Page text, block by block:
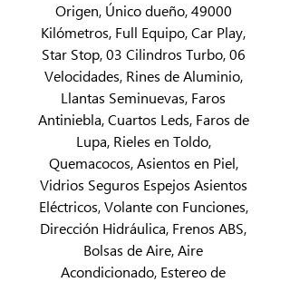
Origen, Único dueño, 49000
Kilómetros, Full Equipo, Car Play,
Star Stop, 03 Cilindros Turbo, 06
Velocidades, Rines de Aluminio,
Llantas Seminuevas, Faros
Antiniebla, Cuartos Leds, Faros de
Lupa, Rieles en Toldo,
Quemacocos, Asientos en Piel,
Vidrios Seguros Espejos Asientos
Eléctricos, Volante con Funciones,
Dirección Hidráulica, Frenos ABS,
Bolsas de Aire, Aire
Acondicionado, Estereo de